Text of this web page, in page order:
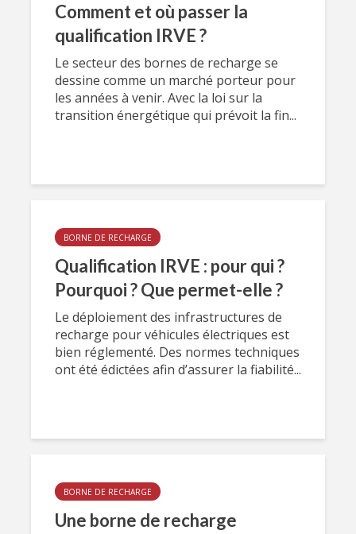
Comment et où passer la
qualification IRVE ?
Le secteur des bornes de recharge se
dessine comme un marché porteur pour
les années à venir. Avec la loi sur la
transition énergétique qui prévoit la fin...
BORNE DE RECHARGE
Qualification IRVE : pour qui ?
Pourquoi ? Que permet-elle ?
Le déploiement des infrastructures de
recharge pour véhicules électriques est
bien réglementé. Des normes techniques
ont été édictées afin d’assurer la fiabilité...
BORNE DE RECHARGE
Une borne de recharge